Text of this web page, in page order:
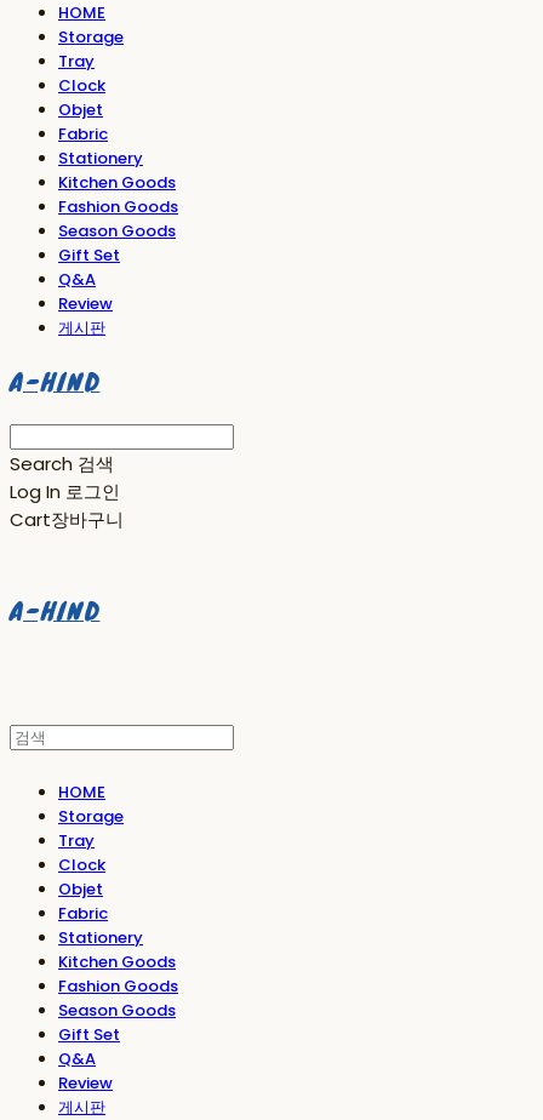
HOME
Storage
Tray
Clock
Objet
Fabric
Stationery
Kitchen Goods
Fashion Goods
Season Goods
Gift Set
Q&A
Review
게시판
A-HIND
Search 검색
Log In 로그인
Cart장바구니
A-HIND
HOME
Storage
Tray
Clock
Objet
Fabric
Stationery
Kitchen Goods
Fashion Goods
Season Goods
Gift Set
Q&A
Review
게시판